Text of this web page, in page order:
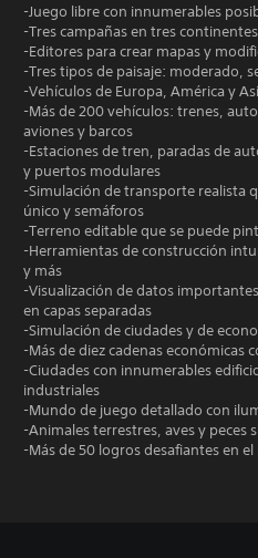
-Juego libre con innumerables
-Tres campañas en tres
-Editores para crear mapas y
-Tres tipos de paisaje: moderado,
-Vehículos de Europa, América y
-Más de 200 vehículos: trenes,
aviones y barcos
-Estaciones de tren, paradas de
y puertos modulares
-Simulación de transporte realista
único y semáforos
-Terreno editable que se puede
-Herramientas de construcción
y más
-Visualización de datos
en capas separadas
-Simulación de ciudades y de
-Más de diez cadenas económicas
-Ciudades con innumerables
industriales
-Mundo de juego detallado con
-Animales terrestres, aves y
-Más de 50 logros desafiantes en